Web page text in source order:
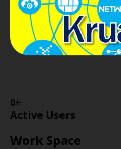
0+
Active Users
Work Space